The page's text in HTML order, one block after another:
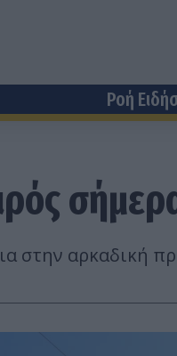
Ροή
στην αρκαδική